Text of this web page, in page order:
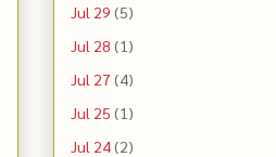
Jul 29 (5)
Jul 28 (1)
Jul 27 (4)
Jul 25 (1)
Jul 24(2)